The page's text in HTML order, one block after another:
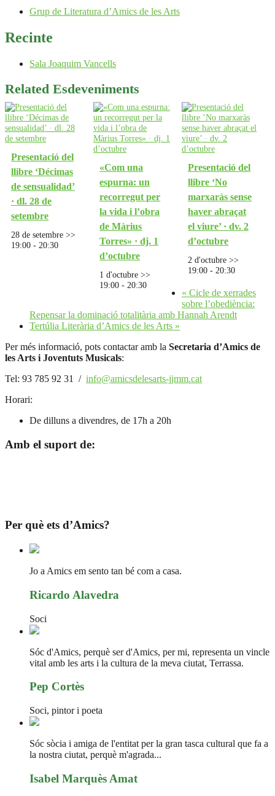
Grup de Literatura d’Amics de les Arts
Recinte
Sala Joaquim Vancells
Related Esdeveniments
Presentació del
llibre ‘Décimas
de sensualidad’
· dl. 28 de
setembre
28 de setembre >>
19:00 -20:30
«Com una
espurna: un
recorregut per
la vida i l’obra
de Màrius
Torres» · dj. 1
d’octubre
1 d'octubre >>
19:00 -20:30
Presentació del
llibre ‘No
marxaràs sense
haver abraçat
el viure’ · dv. 2
d’octubre
2 d'octubre >>
19:00 -20:30
« Cicle de xerrades
sobre l’obediència:
Repensar la dominació totalitària amb Hannah Arendt
Tertúlia Literària d’Amics de les Arts »
Per més informació, pots contactar amb la Secretaria d’Amics de
les Arts i Joventuts Musicals:
Tel: 93 785 92 31 / info@amicsdelesarts-jjmm.cat
Horari:
De dilluns a divendres, de 17h a 20h
Amb el suport de:
Per què ets d’Amics?
Jo a Amics em sento tan bé com a casa.
Ricardo Alavedra
Soci
Sóc d'Amics, perquè ser d'Amics, per mi, representa un vincle
vital amb les arts i la cultura de la meva ciutat, Terrassa.
Pep Cortès
Soci, pintor i poeta
Sóc sòcia i amiga de l'entitat per la gran tasca cultural que fa a
la nostra ciutat, perquè m'agrada...
Isabel Marquès Amat